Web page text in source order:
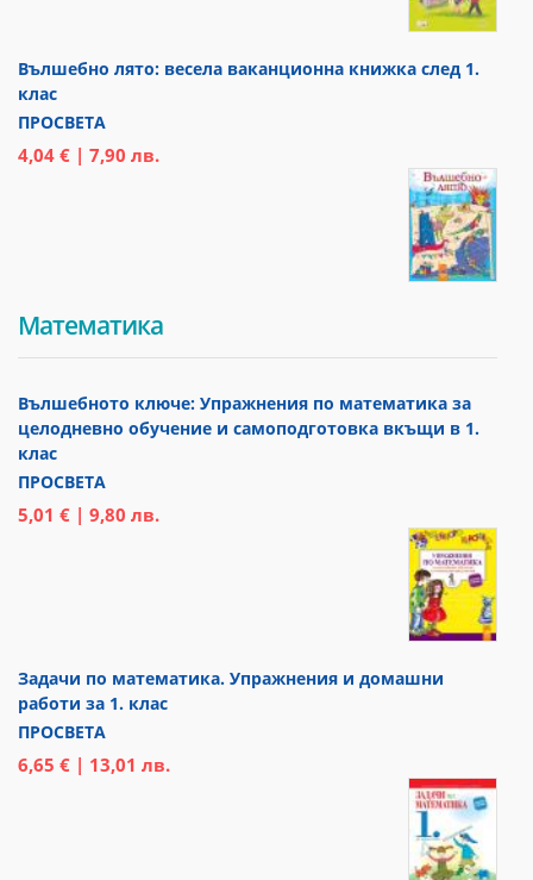
Вълшебно лято: весела ваканционна книжка след 1.
клас
ПРОСВЕТА
4,04 € | 7,90 лв.
Математика
Вълшебното ключе: Упражнения по математика за
целодневно обучение и самоподготовка вкъщи в 1.
клас
ПРОСВЕТА
5,01 € | 9,80 лв.
Задачи по математика. Упражнения и домашни
работи за 1. клас
ПРОСВЕТА
6,65 € | 13,01 лв.